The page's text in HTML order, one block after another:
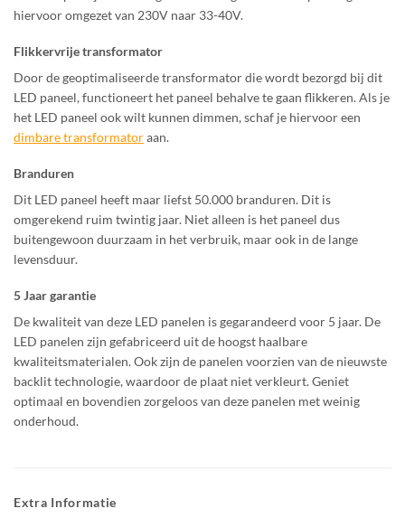
hiervoor omgezet van 230V naar 33-40V.
Flikkervrije transformator
Door de geoptimaliseerde transformator die wordt bezorgd bij dit
LED paneel, functioneert het paneel behalve te gaan flikkeren. Als je
het LED paneel ook wilt kunnen dimmen, schaf je hiervoor een
dimbare transformatoraan.
Branduren
Dit LED paneel heeft maar liefst 50.000 branduren. Dit is
omgerekend ruim twintig jaar. Niet alleen is het paneel dus
buitengewoon duurzaam in het verbruik, maar ook in de lange
levensduur.
5 Jaar garantie
De kwaliteit van deze LED panelen is gegarandeerd voor 5 jaar. De
LED panelen zijn gefabriceerd uit de hoogst haalbare
kwaliteitsmaterialen. Ook zijn de panelen voorzien van de nieuwste
backlit technologie, waardoor de plaat niet verkleurt. Geniet
optimaal en bovendien zorgeloos van deze panelen met weinig
onderhoud.
Extra Informatie